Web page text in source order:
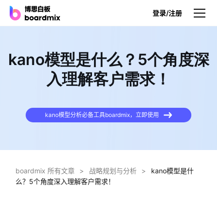
登录/注册
产品
博思白板
博思白板SDK
博思白板离线版
kano模型是什么？5个角度深
入理解客户需求！
kano模型分析必备工具boardmix，立即使用
boardmix 所有文章 > 战略规划与分析 >
kano模型是什
么？5个角度深入理解客户需求！